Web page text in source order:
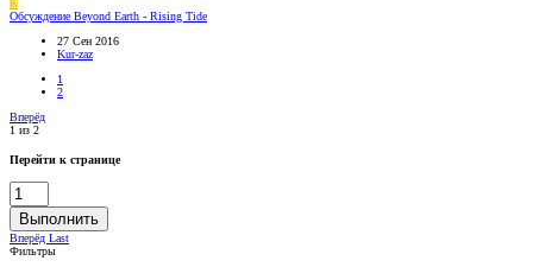
K
Обсуждение Beyond Earth - Rising Tide
27 Сен 2016
Kur-zaz
1
2
Вперёд
1 из 2
Перейти к странице
Выполнить
Вперёд Last
Фильтры